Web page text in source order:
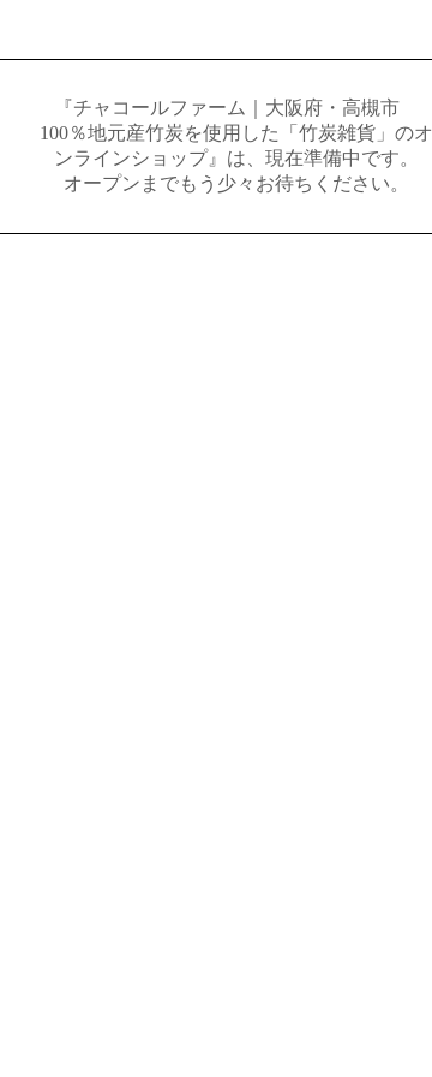
『チャコールファーム｜大阪府・高槻市
100％地元産竹炭を使用した「竹炭雑貨」のオ
ンラインショップ』は、現在準備中です。
オープンまでもう少々お待ちください。